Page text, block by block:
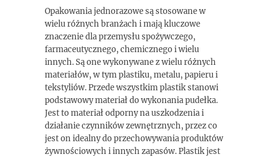
Opakowania jednorazowe są stosowane w
wielu różnych branżach i mają kluczowe
znaczenie dla przemysłu spożywczego,
farmaceutycznego, chemicznego i wielu
innych. Są one wykonywane z wielu różnych
materiałów, w tym plastiku, metalu, papieru i
tekstyliów. Przede wszystkim plastik stanowi
podstawowy materiał do wykonania pudełka.
Jest to materiał odporny na uszkodzenia i
działanie czynników zewnętrznych, przez co
jest on idealny do przechowywania produktów
żywnościowych i innych zapasów. Plastik jest